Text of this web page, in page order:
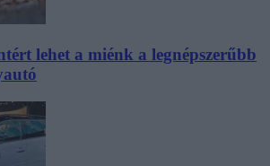
lehet a miénk a legnépszerűbb